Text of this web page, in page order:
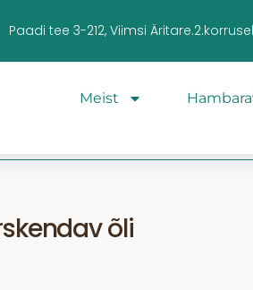
Paadi tee 3-212, Viimsi Äritare.2.korrusel
Meist
õli